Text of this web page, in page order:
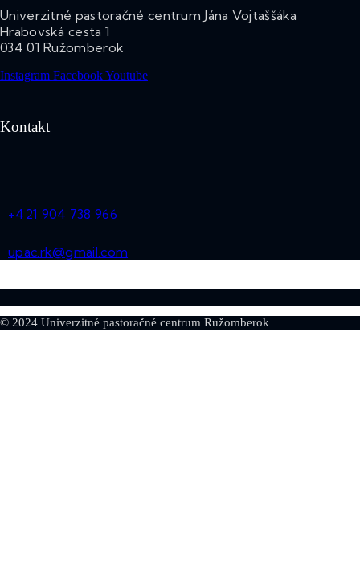
Univerzitné pastoračné centrum Jána Vojtaššáka
Hrabovská cesta 1
034 01 Ružomberok
Instagram FacebookYoutube
Kontakt
+421 904 738 966
upac.rk@gmail.com
© 2024 Univerzitné pastoračné centrum Ružomberok